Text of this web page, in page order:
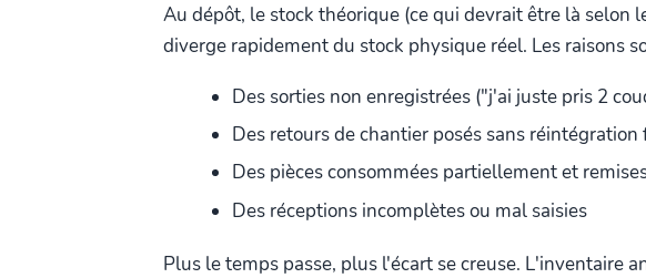
Au dépôt, le stock théorique (ce qui devrait être là selon
diverge rapidement du stock physique réel. Les raisons
Des sorties non enregistrées ("j'ai juste pris 2
Des retours de chantier posés sans
Des pièces consommées partiellement et
Des réceptions incomplètes ou mal saisies
Plus le temps passe, plus l'écart se creuse. L'inventaire